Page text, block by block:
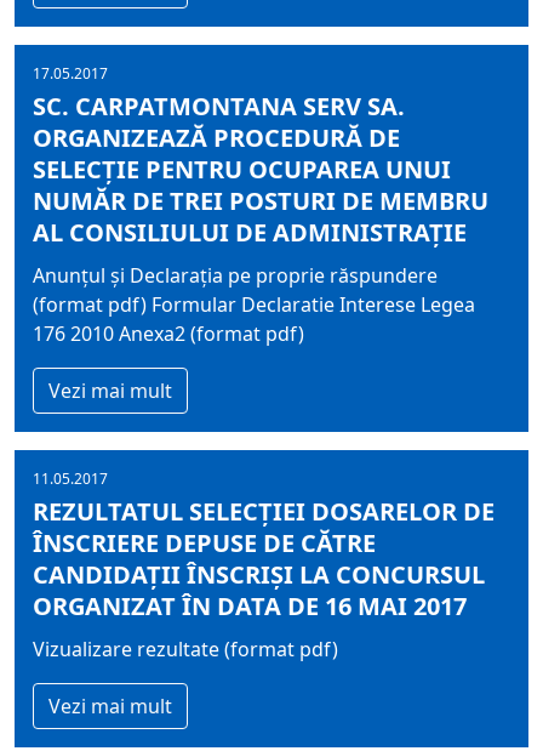
17.05.2017
SC. CARPATMONTANA SERV SA.
ORGANIZEAZĂ PROCEDURĂ DE
SELECŢIE PENTRU OCUPAREA UNUI
NUMĂR DE TREI POSTURI DE MEMBRU
AL CONSILIULUI DE ADMINISTRAŢIE
Anunțul și Declarația pe proprie răspundere
(format pdf) Formular Declaratie Interese Legea
176 2010 Anexa2 (format pdf)
Vezi mai mult
11.05.2017
REZULTATUL SELECŢIEI DOSARELOR DE
ÎNSCRIERE DEPUSE DE CĂTRE
CANDIDAŢII ÎNSCRIŞI LA CONCURSUL
ORGANIZAT ÎN DATA DE 16 MAI 2017
Vizualizare rezultate (format pdf)
Vezi mai mult